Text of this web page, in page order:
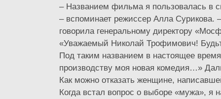
– Названием фильма я пользовалась в
– вспоминает режиссер Алла Сурикова.
говорила генеральному директору
«Уважаемый Николай Трофимович!
Под таким названием в настоящее время
производству моя новая комедия…»
Как можно отказать женщине,
Когда встал вопрос о выборе «мужа», я